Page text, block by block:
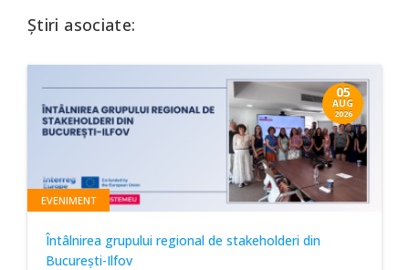
Știri asociate:
05
AUG
2026
EVENIMENT
Întâlnirea grupului regional de stakeholderi din
București-Ilfov